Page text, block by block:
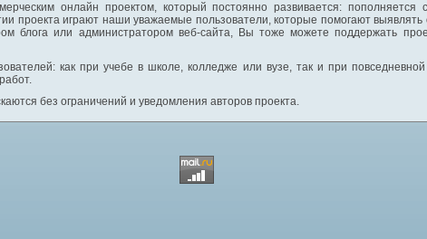
онлайн проектом, который постоянно развивается:
проекта играют наши уважаемые пользователи, которые помогают
блога или администратором веб-сайта, Вы тоже можете поддержать
как при учебе в школе, колледже или вузе, так и при
без ограничений и уведомления авторов проекта.